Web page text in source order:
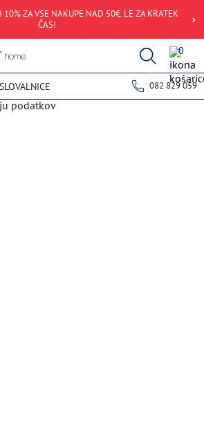
ZA VSE NAKUPE NAD 50€. LE ZA KRATEK
ČAS!
0
082 829 059
podatkov